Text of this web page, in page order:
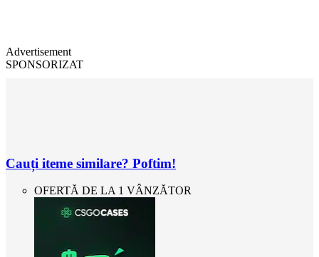
Advertisement
SPONSORIZAT
Cauți iteme similare? Poftim!
OFERTĂ DE LA 1 VÂNZĂTOR